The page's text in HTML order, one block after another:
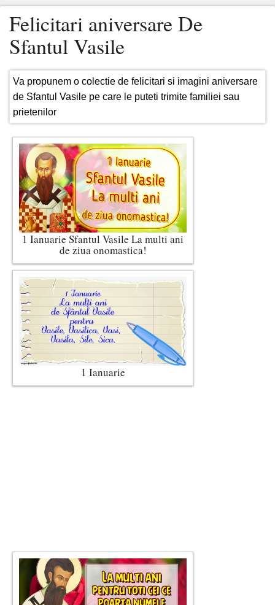
Felicitari aniversare De
Sfantul Vasile
Va propunem o colectie de felicitari si imagini aniversare
de Sfantul Vasile pe care le puteti trimite familiei sau
prietenilor
1 Ianuarie Sfantul Vasile La multi ani
de ziua onomastica!
1 Ianuarie